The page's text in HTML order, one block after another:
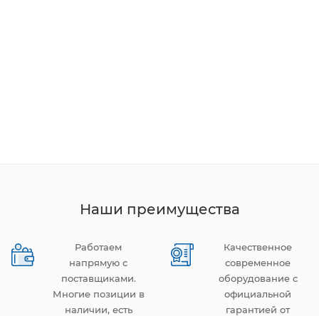
Наши преимущества
Работаем
напрямую с
поставщиками.
Многие позиции в
наличии, есть
Качественное
современное
оборудование с
официальной
гарантией от